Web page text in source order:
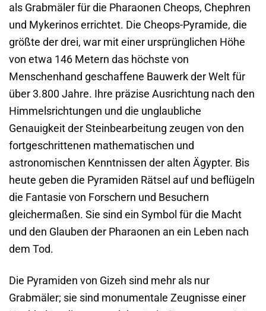
als Grabmäler für die Pharaonen Cheops, Chephren
und Mykerinos errichtet. Die Cheops-Pyramide, die
größte der drei, war mit einer ursprünglichen Höhe
von etwa 146 Metern das höchste von
Menschenhand geschaffene Bauwerk der Welt für
über 3.800 Jahre. Ihre präzise Ausrichtung nach den
Himmelsrichtungen und die unglaubliche
Genauigkeit der Steinbearbeitung zeugen von den
fortgeschrittenen mathematischen und
astronomischen Kenntnissen der alten Ägypter. Bis
heute geben die Pyramiden Rätsel auf und beflügeln
die Fantasie von Forschern und Besuchern
gleichermaßen. Sie sind ein Symbol für die Macht
und den Glauben der Pharaonen an ein Leben nach
dem Tod.
Die Pyramiden von Gizeh sind mehr als nur
Grabmäler; sie sind monumentale Zeugnisse einer